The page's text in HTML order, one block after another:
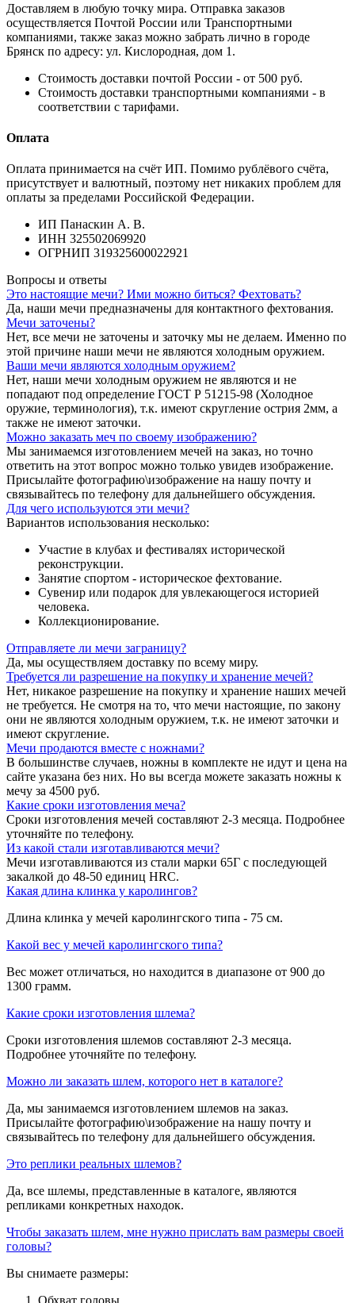
Доставляем в любую точку мира. Отправка заказов
осуществляется Почтой России или Транспортными
компаниями, также заказ можно забрать лично в городе
Брянск по адресу: ул. Кислородная, дом 1.
Стоимость доставки почтой России - от 500 руб.
Стоимость доставки транспортными компаниями - в
соответствии с тарифами.
Оплата
Оплата принимается на счёт ИП. Помимо рублёвого счёта,
присутствует и валютный, поэтому нет никаких проблем для
оплаты за пределами Российской Федерации.
ИП Панаскин А. В.
ИНН 325502069920
ОГРНИП 319325600022921
Вопросы и ответы
Это настоящие мечи? Ими можно биться? Фехтовать?
Да, наши мечи предназначены для контактного фехтования.
Мечи заточены?
Нет, все мечи не заточены и заточку мы не делаем. Именно по
этой причине наши мечи не являются холодным оружием.
Ваши мечи являются холодным оружием?
Нет, наши мечи холодным оружием не являются и не
попадают под определение ГОСТ Р 51215-98 (Холодное
оружие, терминология), т.к. имеют скругление острия 2мм, а
также не имеют заточки.
Можно заказать меч по своему изображению?
Мы занимаемся изготовлением мечей на заказ, но точно
ответить на этот вопрос можно только увидев изображение.
Присылайте фотографию\изображение на нашу почту и
связывайтесь по телефону для дальнейшего обсуждения.
Для чего используются эти мечи?
Вариантов использования несколько:
Участие в клубах и фестивалях исторической
реконструкции.
Занятие спортом - историческое фехтование.
Сувенир или подарок для увлекающегося историей
человека.
Коллекционирование.
Отправляете ли мечи заграницу?
Да, мы осуществляем доставку по всему миру.
Требуется ли разрешение на покупку и хранение мечей?
Нет, никакое разрешение на покупку и хранение наших мечей
не требуется. Не смотря на то, что мечи настоящие, по закону
они не являются холодным оружием, т.к. не имеют заточки и
имеют скругление.
Мечи продаются вместе с ножнами?
В большинстве случаев, ножны в комплекте не идут и цена на
сайте указана без них. Но вы всегда можете заказать ножны к
мечу за 4500 руб.
Какие сроки изготовления меча?
Сроки изготовления мечей составляют 2-3 месяца. Подробнее
уточняйте по телефону.
Из какой стали изготавливаются мечи?
Мечи изготавливаются из стали марки 65Г с последующей
закалкой до 48-50 единиц HRC.
Какая длина клинка у каролингов?
Длина клинка у мечей каролингского типа - 75 см.
Какой вес у мечей каролингского типа?
Вес может отличаться, но находится в диапазоне от 900 до
1300 грамм.
Какие сроки изготовления шлема?
Сроки изготовления шлемов составляют 2-3 месяца.
Подробнее уточняйте по телефону.
Можно ли заказать шлем, которого нет в каталоге?
Да, мы занимаемся изготовлением шлемов на заказ.
Присылайте фотографию\изображение на нашу почту и
связывайтесь по телефону для дальнейшего обсуждения.
Это реплики реальных шлемов?
Да, все шлемы, представленные в каталоге, являются
репликами конкретных находок.
Чтобы заказать шлем, мне нужно прислать вам размеры своей
головы?
Вы снимаете размеры: